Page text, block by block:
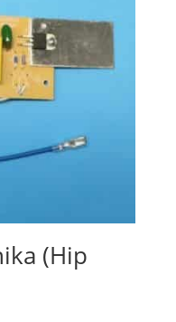
(Hip